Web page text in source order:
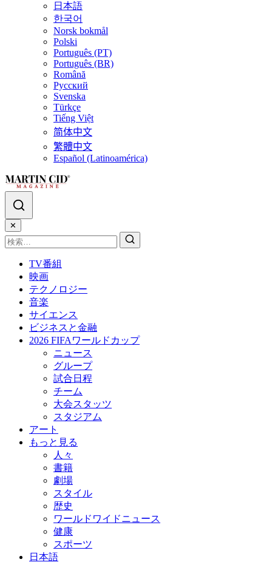
日本語
한국어
Norsk bokmål
Polski
Português (PT)
Português (BR)
Română
Русский
Svenska
Türkçe
Tiếng Việt
简体中文
繁體中文
Español (Latinoamérica)
✕
TV番組
映画
テクノロジー
音楽
サイエンス
ビジネスと金融
2026 FIFAワールドカップ
ニュース
グループ
試合日程
チーム
大会スタッツ
スタジアム
アート
もっと見る
人々
書籍
劇場
スタイル
歴史
ワールドワイドニュース
健康
スポーツ
日本語